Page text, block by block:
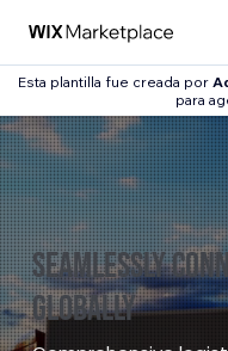
Esta plantilla fue creada por
para